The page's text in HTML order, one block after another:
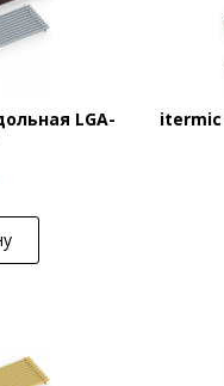
LGA-
itermic